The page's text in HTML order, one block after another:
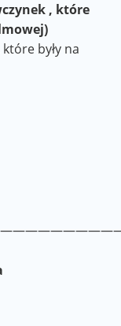
, które
były na